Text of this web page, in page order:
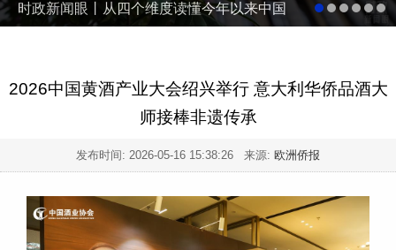
时政新闻眼丨从四个维度读懂今年以来中国
2026中国黄酒产业大会绍兴举行 意大利华侨品酒大
师接棒非遗传承
发布时间: 2026-05-16 15:38:26 来源: 欧洲侨报